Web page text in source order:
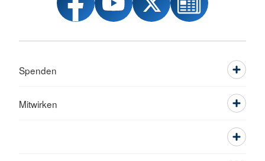
Spenden
Mitwirken